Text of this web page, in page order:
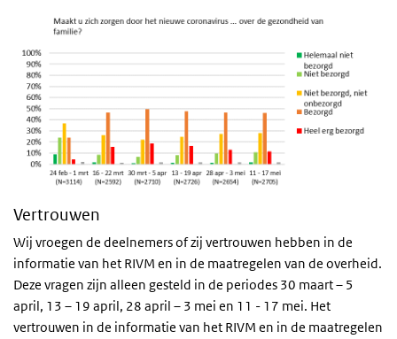
Vertrouwen
Wij vroegen de deelnemers of zij vertrouwen hebben in de
informatie van het RIVM en in de maatregelen van de overheid.
Deze vragen zijn alleen gesteld in de periodes 30 maart – 5
april, 13 – 19 april, 28 april – 3 mei en 11 - 17 mei. Het
vertrouwen in de informatie van het RIVM en in de maatregelen